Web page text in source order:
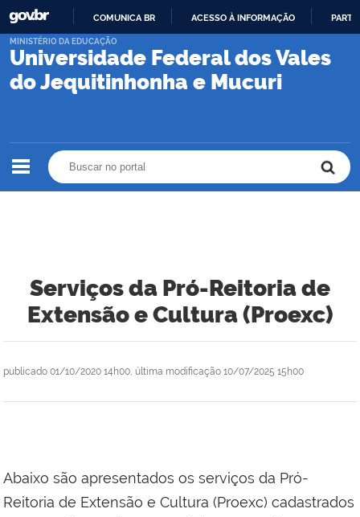
PARA
CONTEÚDO
COMUNICA BR ACESSO À INFORMAÇÃO
Universidade Federal dos Vales
do Jequitinhonha e Mucuri
MINISTÉRIO DA EDUCAÇÃO
Serviços da Pró-Reitoria de
Extensão e Cultura (Proexc)
publicado 01/10/2020 14h00, última modificação 10/07/2025 15h00
Abaixo são apresentados os serviços da Pró-
Reitoria de Extensão e Cultura (Proexc) cadastrados